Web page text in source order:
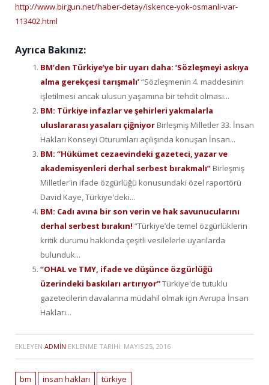
http://www.birgun.net/haber-detay/iskence-yok-osmanli-var-
113402.html
Ayrıca Bakınız:
BM’den Türkiye’ye bir uyarı daha: ‘Sözleşmeyi askıya
alma gerekçesi tarışmalı’“Sözleşmenin 4. maddesinin
işletilmesi ancak ulusun yaşamına bir tehdit olması...
BM: Türkiye infazlar ve şehirleri yakmalarla
uluslararası yasaları çiğniyor Birleşmiş Milletler 33. İnsan
Hakları Konseyi Oturumları açılışında konuşan İnsan...
BM: “Hükümet cezaevindeki gazeteci, yazar ve
akademisyenleri derhal serbest bırakmalı” Birleşmiş
Milletler'in ifade özgürlüğü konusundaki özel raportörü
David Kaye, Türkiye'deki...
BM: Cadı avına bir son verin ve hak savunucularını
derhal serbest bırakın! “Türkiye’de temel özgürlüklerin
kritik durumu hakkında çeşitli vesilelerle uyarılarda
bulunduk...
“OHAL ve TMY, ifade ve düşünce özgürlüğü
üzerindeki baskıları artırıyor”Türkiye'de tutuklu
gazetecilerin davalarına müdahil olmak için Avrupa İnsan
Hakları...
EKLEYEN ADMIN EKLENME TARIHI: MAYIS 25, 2016
bm insan hakları türkiye